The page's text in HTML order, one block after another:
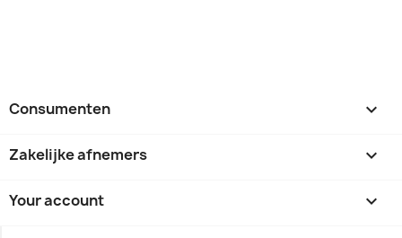
Consumenten 
Zakelijke afnemers 
Your account 